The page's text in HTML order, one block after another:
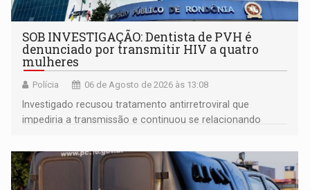
SOB INVESTIGAÇÃO: Dentista de PVH é
denunciado por transmitir HIV a quatro
mulheres
Polícia 06 de Agosto de 2026 às 13:08
Investigado recusou tratamento antirretroviral que
impediria a transmissão e continuou se relacionando